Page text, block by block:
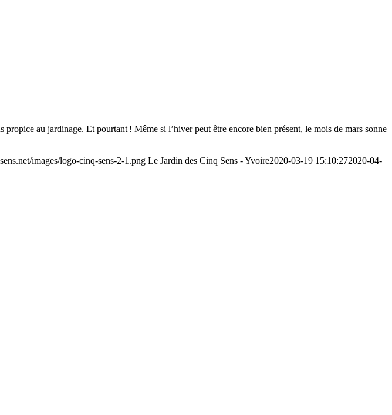
propice au jardinage. Et pourtant ! Même si l’hiver peut être encore bien présent, le mois de mars sonne
images/logo-cinq-sens-2-1.png Le Jardin des Cinq Sens - Yvoire2020-03-19 15:10:272020-04-